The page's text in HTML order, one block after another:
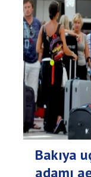
Bakıya
adamı